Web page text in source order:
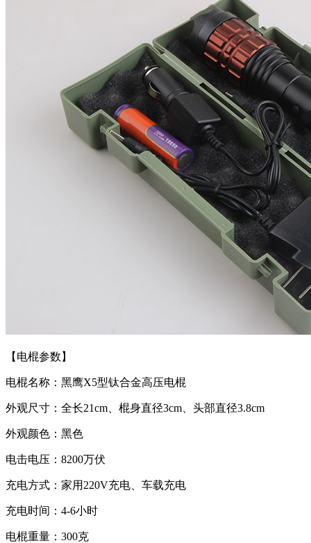
【电棍参数】
电棍名称：黑鹰X5型钛合金高压电棍
外观尺寸：全长21cm、棍身直径3cm、头部直径3.8cm
外观颜色：黑色
电击电压：8200万伏
充电方式：家用220V充电、车载充电
充电时间：4-6小时
电棍重量：300克